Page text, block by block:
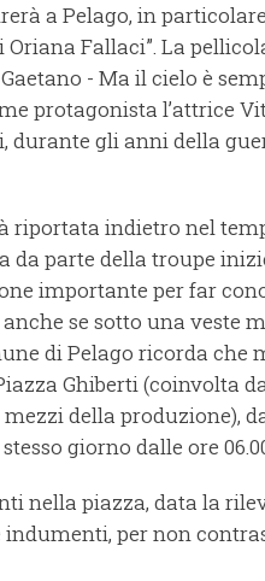
a Pelago, in
Fallaci”. La
- Ma il cielo è
protagonista l’attrice
durante gli anni della
riportata indietro nel
da parte della troupe
importante per far
se sotto una veste
di Pelago ricorda che
Ghiberti (coinvolta
della produzione),
giorno dalle ore
nella piazza, data la
per non